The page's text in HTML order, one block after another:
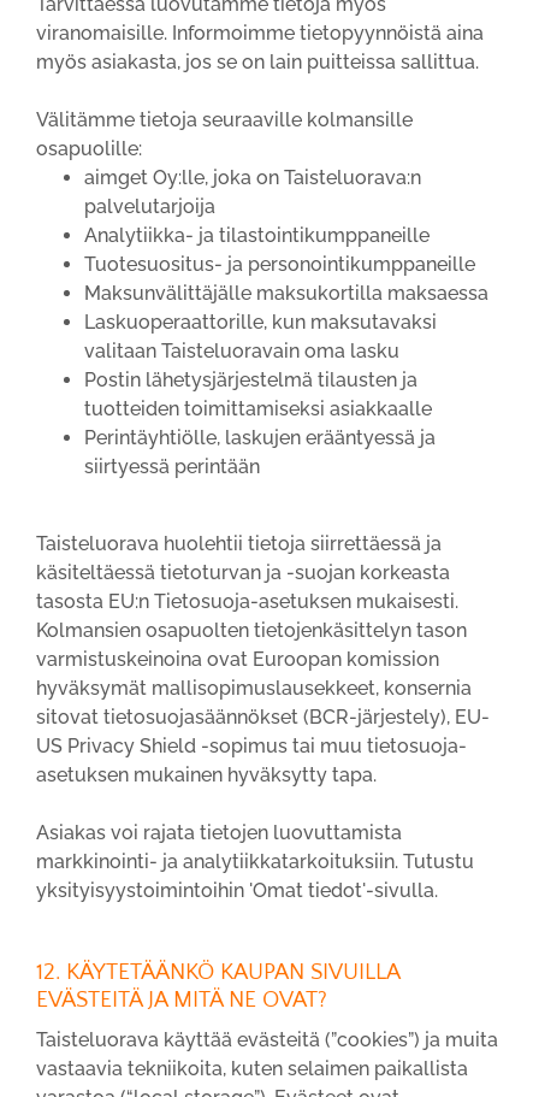
viranomaisille. Informoimme tietopyynnöistä aina
myös asiakasta, jos se on lain puitteissa sallittua.
Välitämme tietoja seuraaville kolmansille
osapuolille:
aimget Oy:lle, joka on Taisteluorava:n
palvelutarjoija
Analytiikka- ja tilastointikumppaneille
Tuotesuositus- ja personointikumppaneille
Maksunvälittäjälle maksukortilla maksaessa
Laskuoperaattorille, kun maksutavaksi
valitaan Taisteluoravain oma lasku
Postin lähetysjärjestelmä tilausten ja
tuotteiden toimittamiseksi asiakkaalle
Perintäyhtiölle, laskujen erääntyessä ja
siirtyessä perintään
Taisteluorava huolehtii tietoja siirrettäessä ja
käsiteltäessä tietoturvan ja -suojan korkeasta
tasosta EU:n Tietosuoja-asetuksen mukaisesti.
Kolmansien osapuolten tietojenkäsittelyn tason
varmistuskeinoina ovat Euroopan komission
hyväksymät mallisopimuslausekkeet, konsernia
sitovat tietosuojasäännökset (BCR-järjestely), EU-
US Privacy Shield -sopimus tai muu tietosuoja-
asetuksen mukainen hyväksytty tapa.
Asiakas voi rajata tietojen luovuttamista
markkinointi- ja analytiikkatarkoituksiin. Tutustu
yksityisyystoimintoihin 'Omat tiedot'-sivulla.
12. KÄYTETÄÄNKÖ KAUPAN SIVUILLA
EVÄSTEITÄ JA MITÄ NE OVAT?
Taisteluorava käyttää evästeitä (”cookies”) ja muita
vastaavia tekniikoita, kuten selaimen paikallista